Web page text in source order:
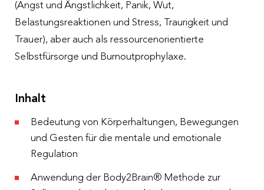
(Angst und Ängstlichkeit, Panik, Wut,
Belastungsreaktionen und Stress, Traurigkeit und
Trauer), aber auch als ressourcenorientierte
Selbstfürsorge und Burnoutprophylaxe.
Inhalt
Bedeutung von Körperhaltungen, Bewegungen
und Gesten für die mentale und emotionale
Regulation
Anwendung der Body2Brain® Methode zur